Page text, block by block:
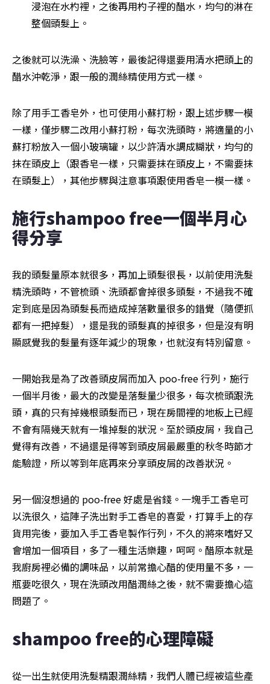
浸泡在水杓裡，之後再用杓子裡的醋水，均勻的淋在
整個頭髮上。
之後就可以洗澡、洗臉等，最後記得還要用清水把頭上的
醋水沖乾淨，跟一般的潤絲精使用方式一樣。
除了用手工香皂外，也可使用小蘇打粉，跟上述步驟一模
一樣，僅步驟二改用小蘇打粉，每次洗頭時，將適量的小
蘇打粉放入一個小玻璃罐，以少許清水調成糊狀，均勻的
抹在頭皮上（跟香皂一樣，只需要抹在頭皮上，不需要抹
在頭髮上），其他步驟與注意事項跟使用香皂一模一樣。
施行shampoo free一個半月心
得分享
我的頭髮量原本就很多，再加上頭髮很長，以前使用洗髮
精洗頭時，不管梳頭、洗頭都會掉很多頭髮，不過我不確
定到底是因為頭髮長而造成掉落數量很多的錯覺（隨便抓
都有一把掉髮），還是我的頭髮真的掉很多，但是沒有明
顯感覺我的髮量有逐年減少的現象，也就沒有特別留意。
一開始我是為了改善頭皮屑而加入 poo-free 行列，施行
一個半月後，最大的改變是落髮量少很多，每次梳頭跟洗
頭，真的只有掉幾根頭髮而已，現在房間裡的地板上已經
不會有隔幾天就有一堆掉髮的狀況。至於頭皮屑，我自己
覺得有改善，不過還是得等到頭皮屑最嚴重的秋冬時節才
能驗證，所以等到年底再來分享頭皮屑的改善狀況。
另一個沒想過的 poo-free 好處是省錢。一塊手工香皂可
以洗很久，這陣子洗出對手工香皂的喜愛，打算手上的存
貨用完後，要加入手工香皂製作行列，不久的將來嗜好又
會增加一個項目，多了一種生活樂趣，呵呵。醋原本就是
我廚房裡必備的調味品，以前常擔心醋的使用量不多，一
瓶要吃很久，現在洗頭改用醋潤絲之後，就不需要擔心這
問題了。
shampoo free的心理障礙
從一出生就使用洗髮精跟潤絲精，我們人體已經被這些產